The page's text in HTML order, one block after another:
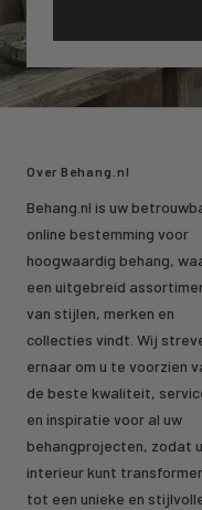
Over Behang.nl
Behang.nl is uw
online bestemming voor
hoogwaardig behang,
een uitgebreid
van stijlen, merken en
collecties vindt. Wij
ernaar om u te voorzien
de beste kwaliteit,
en inspiratie voor al uw
behangprojecten, zodat
interieur kunt
tot een unieke en